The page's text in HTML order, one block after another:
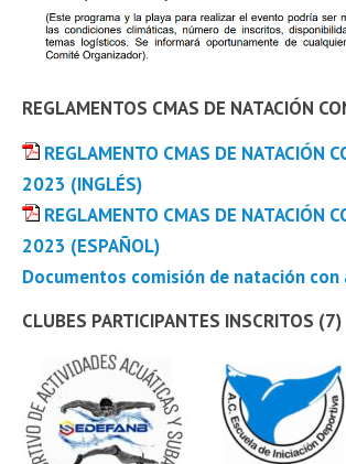
REGLAMENTOS CMAS DE NATACIÓN
REGLAMENTO CMAS DE NATACIÓN
2023 (INGLÉS)
REGLAMENTO CMAS DE NATACIÓN
2023 (ESPAÑOL)
Documentos comisión de natación con
CLUBES PARTICIPANTES INSCRITOS (7)